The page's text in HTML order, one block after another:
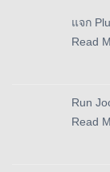
แจก
Read
Run
Read